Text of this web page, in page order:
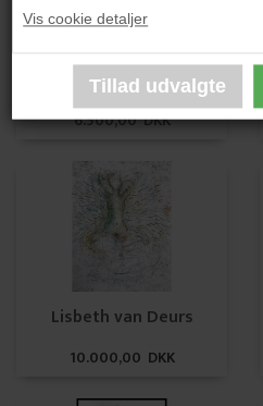
Vis cookie detaljer
Lisbeth van Deurs
6.500,00 DKK
Lisbeth van Deurs
10.000,00 DKK